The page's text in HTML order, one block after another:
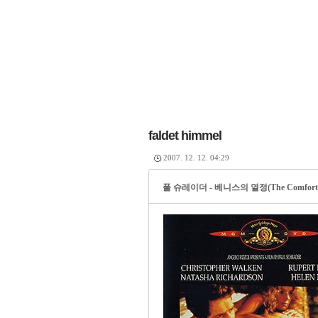
faldet himmel
2007. 12. 12. 04:29
폴 슈레이더 - 베니스의 열정(The